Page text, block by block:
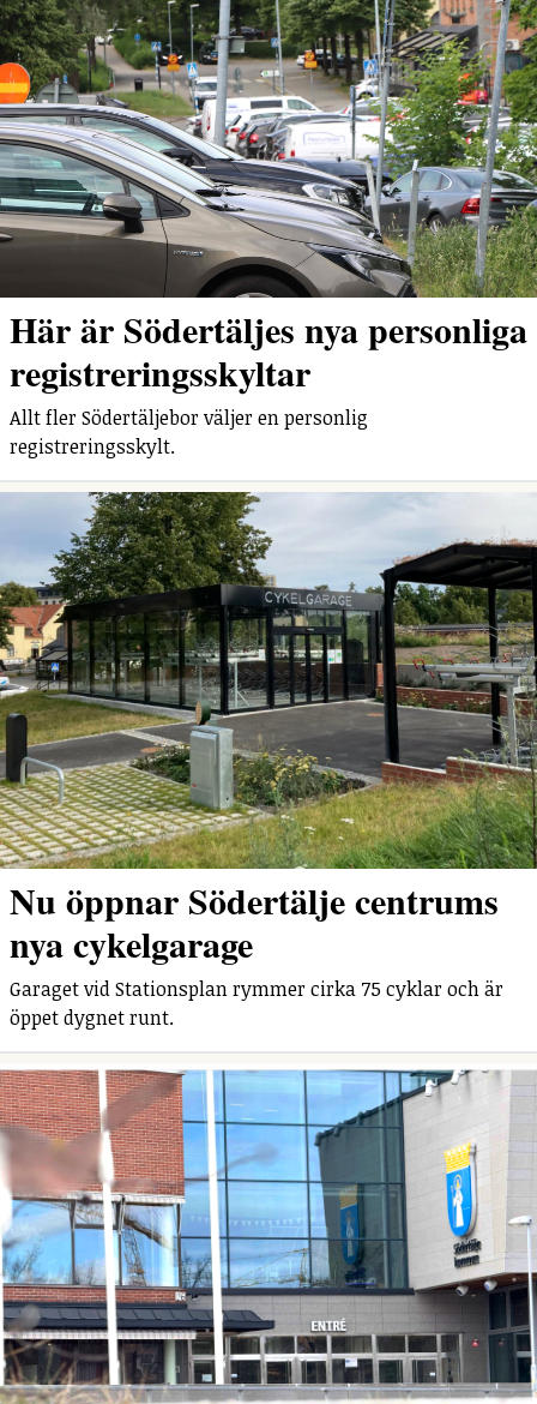
Här är Södertäljes nya personliga
registreringsskyltar
Allt fler Södertäljebor väljer en personlig
registreringsskylt.
Nu öppnar Södertälje centrums
nya cykelgarage
Garaget vid Stationsplan rymmer cirka 75 cyklar och är
öppet dygnet runt.